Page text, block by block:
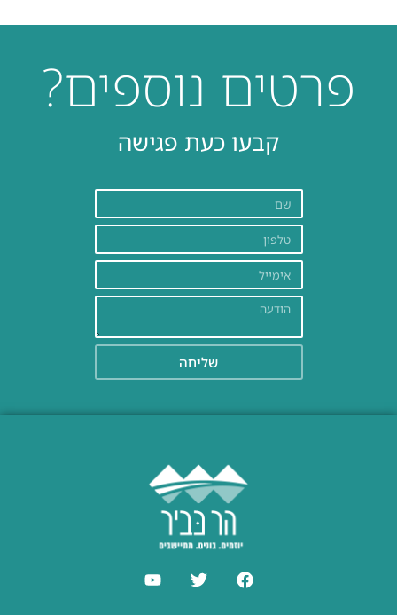
פרטים נוספים?
קבעו כעת פגישה
שליחה